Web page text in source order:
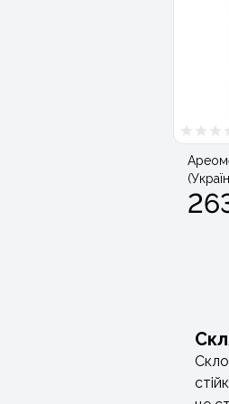
Скло